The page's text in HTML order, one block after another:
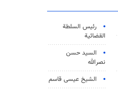
رئیس السلطة
القضائیة
السيد حسن
نصرالله
الشيخ عيسى قاسم